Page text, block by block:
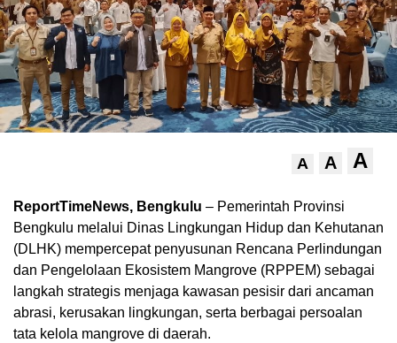
A A A
ReportTimeNews, Bengkulu – Pemerintah Provinsi
Bengkulu melalui Dinas Lingkungan Hidup dan Kehutanan
(DLHK) mempercepat penyusunan Rencana Perlindungan
dan Pengelolaan Ekosistem Mangrove (RPPEM) sebagai
langkah strategis menjaga kawasan pesisir dari ancaman
abrasi, kerusakan lingkungan, serta berbagai persoalan
tata kelola mangrove di daerah.